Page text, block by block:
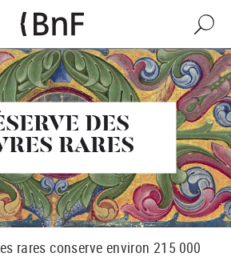
Recherche
DES
RARES
rares conserve environ 215 000